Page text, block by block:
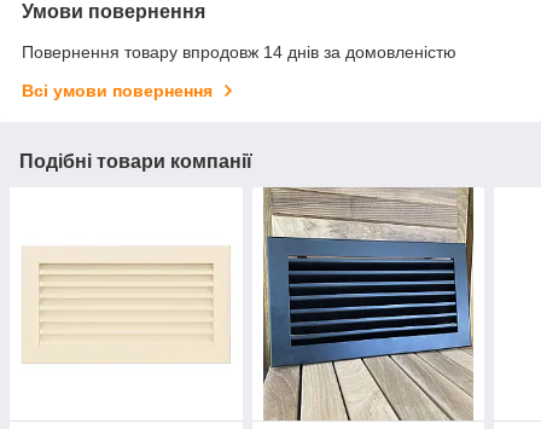
Умови повернення
Повернення товару впродовж 14 днів за домовленістю
Всі умови повернення
Подібні товари компанії